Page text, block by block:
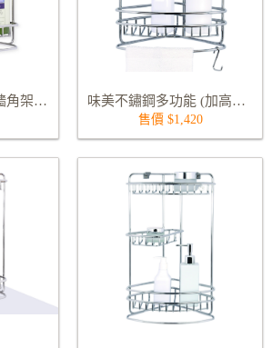
味美不鏽鋼多功能牆角架含底座 9259S 味美不鏽鋼多功能 (加高護欄) 牆角架含底座 不含Ｓ勾 9259RS
售價 $1,420